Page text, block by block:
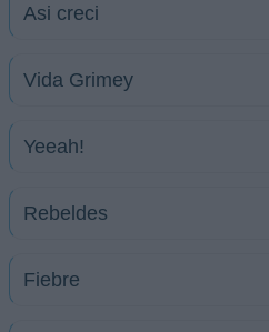
Asi creci
Vida Grimey
Yeeah!
Rebeldes
Fiebre